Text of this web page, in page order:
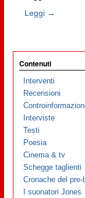
Leggi →
Contenuti
Interventi
Recensioni
Interviste
Testi
Poesia
Cinema & tv
Schegge taglienti
Cronache del pre-
I suonatori Jones